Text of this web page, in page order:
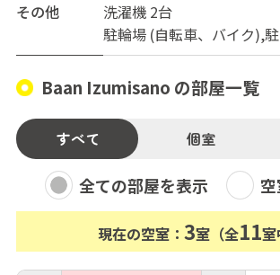
その他
洗濯機 2台
駐輪場 (自転車、バイク),
Baan Izumisano の部屋一覧
すべて 個室
全ての部屋を表示
現在の空室： 3室（全11室